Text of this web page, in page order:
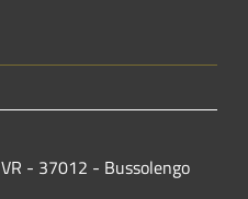
- 37012 - Bussolengo